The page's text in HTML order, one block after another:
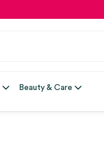
Beauty & Care